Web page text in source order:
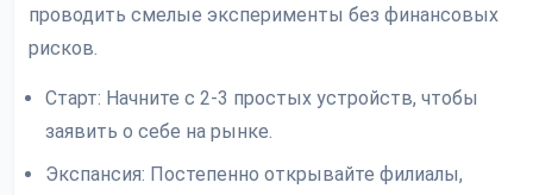
проводить смелые эксперименты без финансовых
рисков.
Старт: Начните с 2-3 простых устройств, чтобы
заявить о себе на рынке.
Экспансия: Постепенно открывайте филиалы,